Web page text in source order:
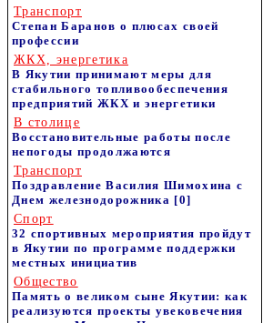
Транспорт
Степан Баранов о плюсах своей
профессии
ЖКХ, энергетика
В Якутии принимают меры для
стабильного топливообеспечения
предприятий ЖКХ и энергетики
В столице
Восстановительные работы после
непогоды продолжаются
Транспорт
Поздравление Василия Шимохина с
Днем железнодорожника [0]
Спорт
32 спортивных мероприятия пройдут
в Якутии по программе поддержки
местных инициатив
Общество
Память о великом сыне Якутии: как
реализуются проекты увековечения